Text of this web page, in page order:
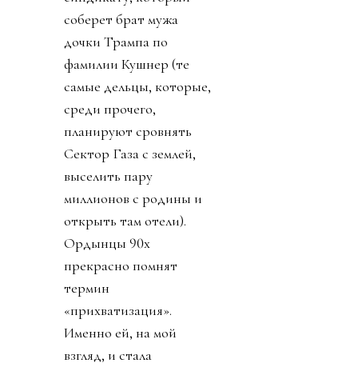
Право на мнение
никому, конечно, не
дали. Принимайте как
мы вам сказали. Или мы
сами примем.
Позже днем выяснилось,
что изначальный пакет в
20-30% будет отдан
синдикату, который
соберет брат мужа
дочки Трампа по
фамилии Кушнер (те
самые дельцы, которые,
среди прочего,
планируют сровнять
Сектор Газа с землей,